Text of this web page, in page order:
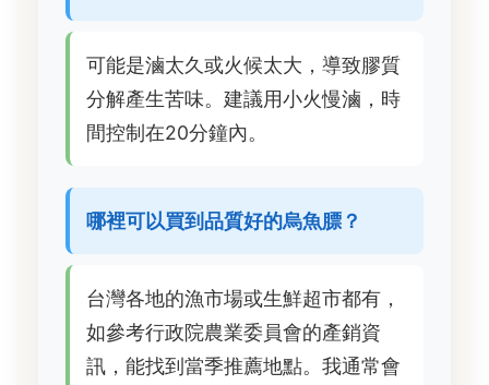
可能是滷太久或火候太大，導致膠質
分解產生苦味。建議用小火慢滷，時
間控制在20分鐘內。
哪裡可以買到品質好的烏魚膘？
台灣各地的漁市場或生鮮超市都有，
如參考行政院農業委員會的產銷資
訊，能找到當季推薦地點。我通常會